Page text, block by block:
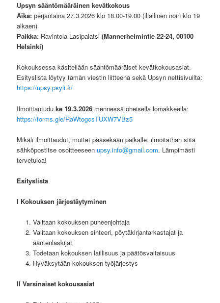
Upsyn sääntömääräinen kevätkokous
Aika:perjantaina 27.3.2026 klo 18.00-19.00 (illallinen noin klo 19
alkaen)
Paikka: Ravintola Lasipalatsi(Mannerheimintie 22-24, 00100
Helsinki)
Kokouksessa käsitellään sääntömääräiset kevätkokousasiat.
Esityslista löytyy tämän viestin liitteenä sekä Upsyn nettisivuilta:
https://upsy.psyli.fi/
Ilmoittautuduke 19.3.2026 mennessä oheisella lomakkeella:
https://forms.gle/RaWtogcsTUXW7VBz5
Mikäli ilmoittaudut, muttet pääsekään paikalle, ilmoitathan siitä
sähköpostitse osoitteeseenupsy.info@gmail.com. Lämpimästi
tervetuloa!
Esityslista
I Kokouksen järjestäytyminen
Valitaan kokouksen puheenjohtaja
Valitaan kokouksen sihteeri, pöytäkirjantarkastajat ja
ääntenlaskijat
Todetaan kokouksen laillisuus ja päätösvaltaisuus
Hyväksytään kokouksen työjärjestys
II Varsinaiset kokousasiat